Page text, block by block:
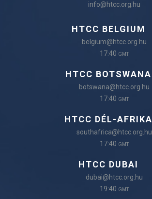
info@htcc.org.hu
HTCC BELGIUM
belgium@htcc.org.hu
17:40 GMT
HTCC BOTSWANA
botswana@htcc.org.hu
17:40 GMT
HTCC DÉL-AFRIKA
southafrica@htcc.org.hu
17:40 GMT
HTCC DUBAI
dubai@htcc.org.hu
19:40 GMT